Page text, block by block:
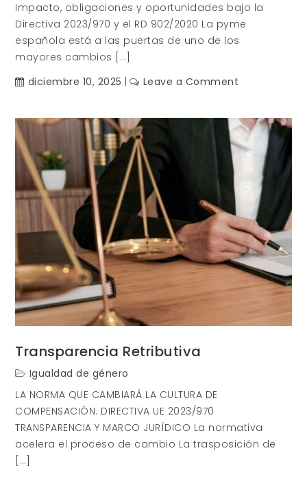
Impacto, obligaciones y oportunidades bajo la
Directiva 2023/970 y el RD 902/2020 La pyme
española está a las puertas de uno de los
mayores cambios […]
diciembre 10, 2025
Leave a Comment
Retributiva:
el
nuevo
estratégico
para
la
PYME
en
España
Transparencia Retributiva
Igualdad de género
LA NORMA QUE CAMBIARÁ LA CULTURA DE
COMPENSACIÓN. DIRECTIVA UE 2023/970
TRANSPARENCIA Y MARCO JURÍDICO La normativa
acelera el proceso de cambio La trasposición de
[…]